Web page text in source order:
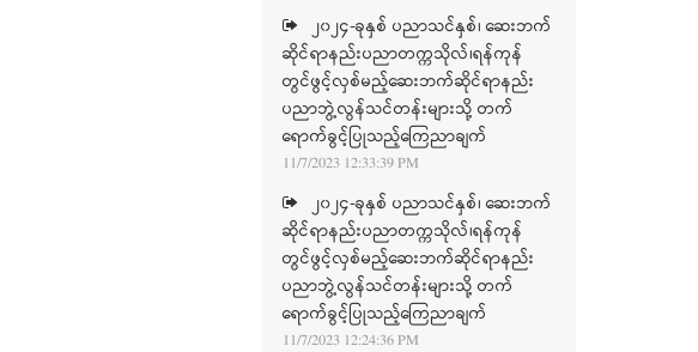
၂၀၂၄-ခုနှစ် ပညာသင်နှစ်၊ ဆေးဘက်
ဆိုင်ရာနည်းပညာတက္ကသိုလ်၊ရန်ကုန်
တွင်ဖွင့်လှစ်မည့်ဆေးဘက်ဆိုင်ရာနည်း
ပညာဘွဲ့လွန်သင်တန်းများသို့ တက်
ရောက်ခွင့်ပြုသည့်ကြေညာချက်
11/7/2023 12:33:39 PM
၂၀၂၄-ခုနှစ် ပညာသင်နှစ်၊ ဆေးဘက်
ဆိုင်ရာနည်းပညာတက္ကသိုလ်၊ရန်ကုန်
တွင်ဖွင့်လှစ်မည့်ဆေးဘက်ဆိုင်ရာနည်း
ပညာဘွဲ့လွန်သင်တန်းများသို့ တက်
ရောက်ခွင့်ပြုသည့်ကြေညာချက်
11/7/2023 12:24:36 PM